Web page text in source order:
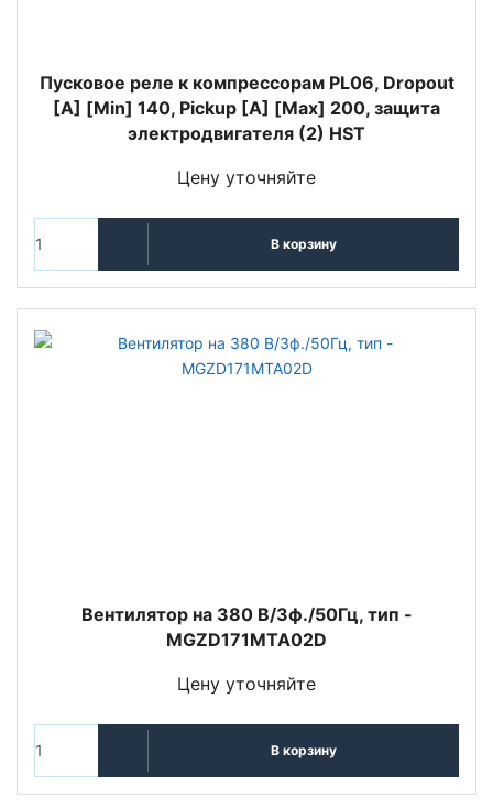
Пусковое реле к компрессорам PL06, Dropout
[A] [Min] 140, Pickup [A] [Max] 200, защита
электродвигателя (2) HST
Цену уточняйте
В корзину
Вентилятор на 380 В/3ф./50Гц, тип -
MGZD171MTA02D
Цену уточняйте
В корзину